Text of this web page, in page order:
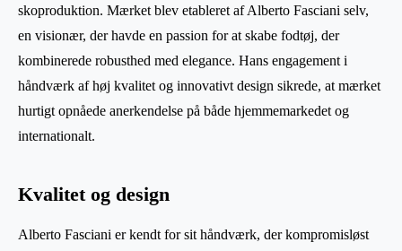
skoproduktion. Mærket blev etableret af Alberto Fasciani selv,
en visionær, der havde en passion for at skabe fodtøj, der
kombinerede robusthed med elegance. Hans engagement i
håndværk af høj kvalitet og innovativt design sikrede, at mærket
hurtigt opnåede anerkendelse på både hjemmemarkedet og
internationalt.
Kvalitet og design
Alberto Fasciani er kendt for sit håndværk, der kompromisløst